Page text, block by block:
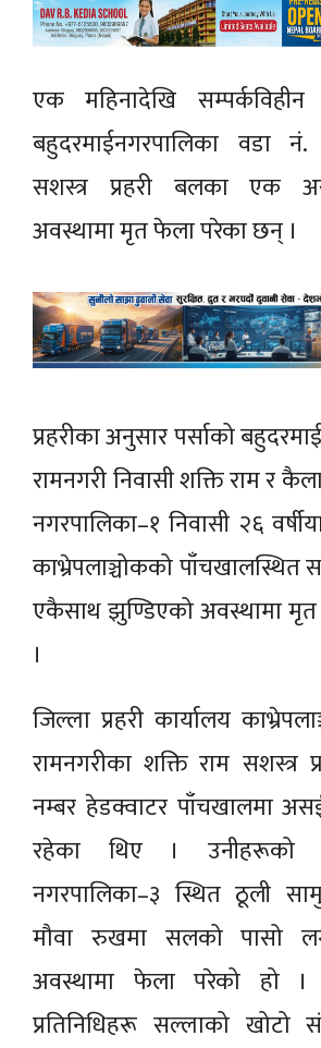
एक महिनादेखि सम्पर्कविहीन
बहुदरमाईनगरपालिका वडा
सशस्त्र प्रहरी बलका एक
अवस्थामा मृत फेला परेका छन् ।
प्रहरीका अनुसार पर्साको
रामनगरी निवासी शक्ति राम र
नगरपालिका–१ निवासी २६
काभ्रेपलाञ्चोकको पाँचखालस्थित
एकैसाथ झुण्डिएको अवस्थामा
।
जिल्ला प्रहरी कार्यालय
रामनगरीका शक्ति राम सशस्त्र
नम्बर हेडक्वाटर पाँचखालमा
रहेका थिए । उनीहरूको
नगरपालिका–३ स्थित ठूली
मौवा रुखमा सलको पासो
अवस्थामा फेला परेको हो ।
प्रतिनिधिहरू सल्लाको खोटो